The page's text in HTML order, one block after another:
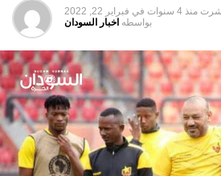
منذ 4 سنوات في فبراير 22, 2022
بواسطه اخبار السودان